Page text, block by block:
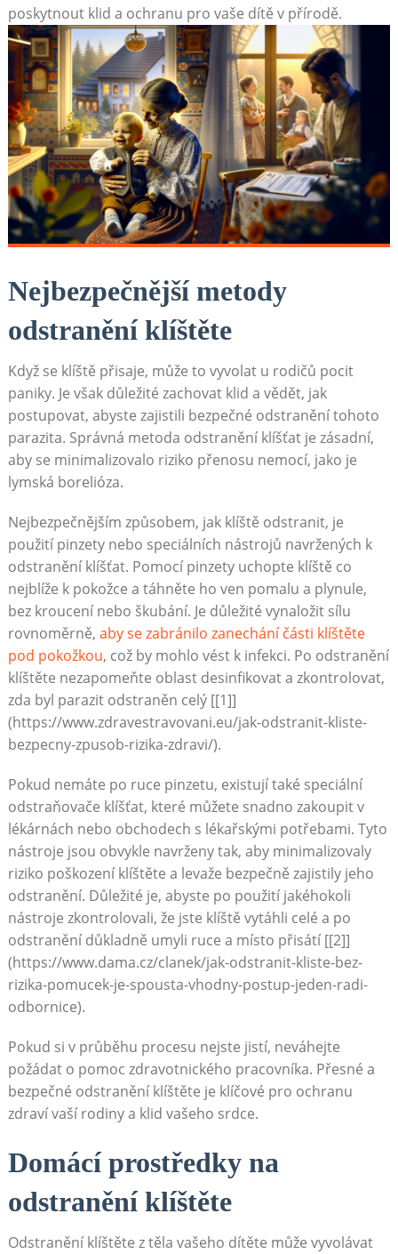
poskytnout klid a ochranu pro vaše dítě v přírodě.
Nejbezpečnější metody
odstranění klíštěte
Když se klíště přisaje, může to vyvolat u rodičů pocit
paniky. Je však důležité zachovat klid a vědět, jak
postupovat, abyste zajistili bezpečné odstranění tohoto
parazita. Správná metoda odstranění klíšťat je zásadní,
aby se minimalizovalo riziko přenosu nemocí, jako je
lymská borelióza.
Nejbezpečnějším způsobem, jak klíště odstranit, je
použití pinzety nebo speciálních nástrojů navržených k
odstranění klíšťat. Pomocí pinzety uchopte klíště co
nejblíže k pokožce a táhněte ho ven pomalu a plynule,
bez kroucení nebo škubání. Je důležité vynaložit sílu
rovnoměrně, aby se zabránilo zanechání části klíštěte
pod pokožkou, což by mohlo vést k infekci. Po odstranění
klíštěte nezapomeňte oblast desinfikovat a zkontrolovat,
zda byl parazit odstraněn celý [[1]]
(https://www.zdravestravovani.eu/jak-odstranit-kliste-
bezpecny-zpusob-rizika-zdravi/).
Pokud nemáte po ruce pinzetu, existují také speciální
odstraňovače klíšťat, které můžete snadno zakoupit v
lékárnách nebo obchodech s lékařskými potřebami. Tyto
nástroje jsou obvykle navrženy tak, aby minimalizovaly
riziko poškození klíštěte a levaže bezpečně zajistily jeho
odstranění. Důležité je, abyste po použití jakéhokoli
nástroje zkontrolovali, že jste klíště vytáhli celé a po
odstranění důkladně umyli ruce a místo přisátí [[2]]
(https://www.dama.cz/clanek/jak-odstranit-kliste-bez-
rizika-pomucek-je-spousta-vhodny-postup-jeden-radi-
odbornice).
Pokud si v průběhu procesu nejste jistí, neváhejte
požádat o pomoc zdravotnického pracovníka. Přesné a
bezpečné odstranění klíštěte je klíčové pro ochranu
zdraví vaší rodiny a klid vašeho srdce.
Domácí prostředky na
odstranění klíštěte
Odstranění klíštěte z těla vašeho dítěte může vyvolávat